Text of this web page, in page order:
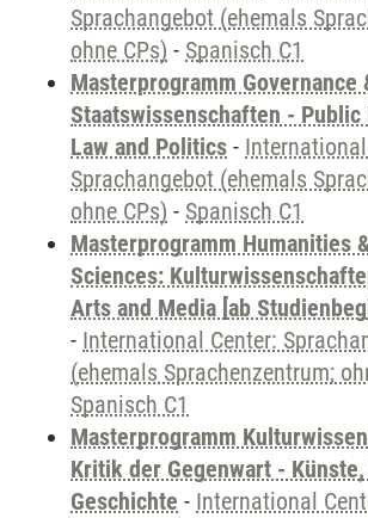
Sprachangebot (ehemals
ohne CPs) - Spanisch C1
Masterprogramm Governance
Staatswissenschaften - Public
Law and Politics -
Sprachangebot (ehemals
ohne CPs) - Spanisch C1
Masterprogramm Humanities
Sciences:
Arts and Media [ab
- International Center:
(ehemals Sprachenzentrum;
Spanisch C1
Masterprogramm
Kritik der Gegenwart -
Geschichte - International